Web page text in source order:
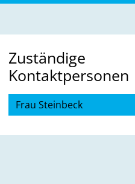
Zuständige
Kontaktpersonen
Frau Steinbeck